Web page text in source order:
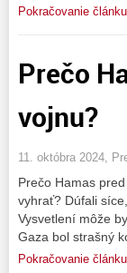
Pokračovanie článku
Prečo
vojnu?
11. októbra 2024,
Prečo Hamas
vyhrať? Dúfali
Vysvetlení môže
Gaza bol strašný
Pokračovanie článku